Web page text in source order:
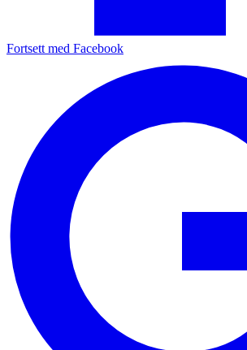
Fortsett med Facebook